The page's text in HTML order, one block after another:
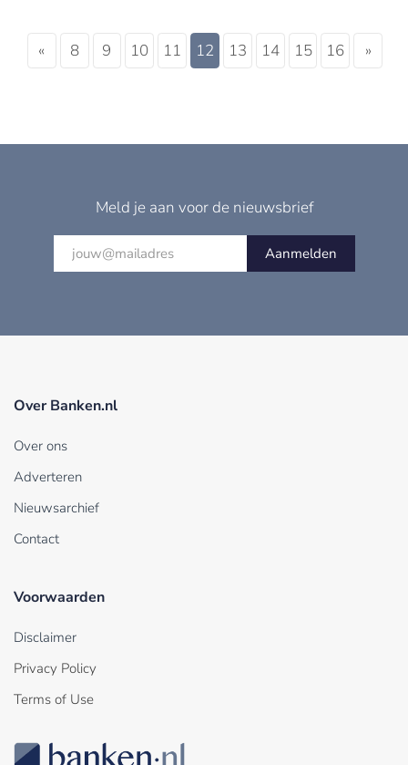
« 8 9 10 11 12 13 14 15 16 »
Meld je aan voor de nieuwsbrief
Aanmelden
Over Banken.nl
Over ons
Adverteren
Nieuwsarchief
Contact
Voorwaarden
Disclaimer
Privacy Policy
Terms of Use